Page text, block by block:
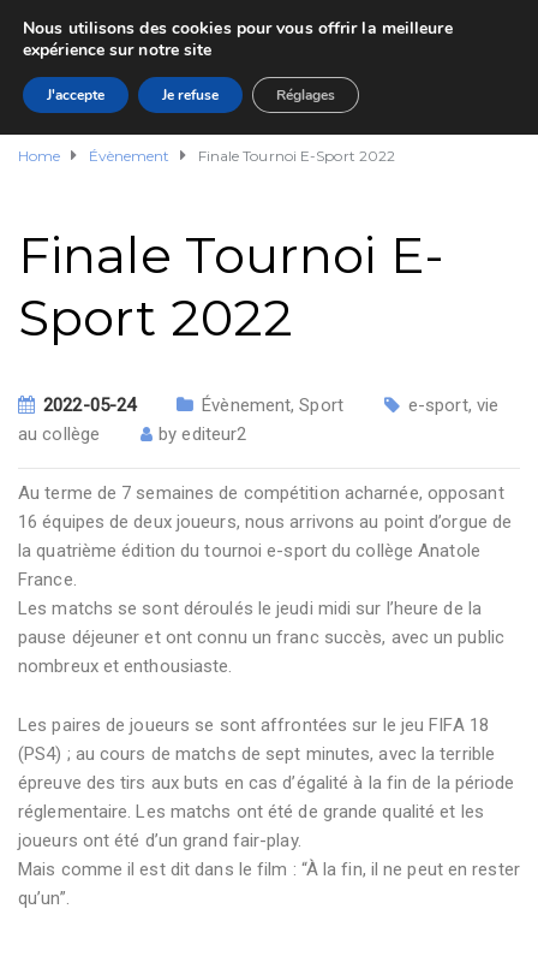
Home Évènement Finale Tournoi E-Sport 2022
Finale Tournoi E-
Sport 2022
2022-05-24 Évènement,Sport e-sport, vie
au collège
byediteur2
Au terme de 7 semaines de compétition acharnée, opposant
16 équipes de deux joueurs, nous arrivons au point d’orgue de
la quatrième édition du tournoi e-sport du collège Anatole
France.
Les matchs se sont déroulés le jeudi midi sur l’heure de la
pause déjeuner et ont connu un franc succès, avec un public
nombreux et enthousiaste.
Les paires de joueurs se sont affrontées sur le jeu FIFA 18
(PS4) ; au cours de matchs de sept minutes, avec la terrible
épreuve des tirs aux buts en cas d’égalité à la fin de la période
réglementaire. Les matchs ont été de grande qualité et les
joueurs ont été d’un grand fair-play.
Mais comme il est dit dans le film : “À la fin, il ne peut en rester
qu’un”.
Nous utilisons des cookies pour vous offrir la meilleure
expérience sur notre site
J'accepte Je refuse Réglages